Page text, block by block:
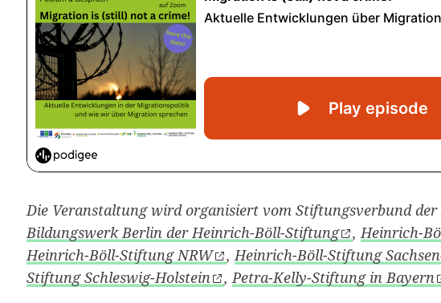
Die Veranstaltung wird organisiert vom Stiftungsverbund
Bildungswerk Berlin der Heinrich-Böll-Stiftung
,Heinrich-
Heinrich-Böll-Stiftung NRW
,Heinrich-Böll-Stiftung
Stiftung Schleswig-Holstein
,Petra-Kelly-Stiftung in Bayern